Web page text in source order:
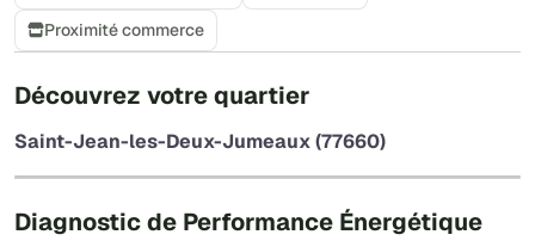
Proximité commerce
Découvrez votre quartier
Saint-Jean-les-Deux-Jumeaux (77660)
Diagnostic de Performance Énergétique